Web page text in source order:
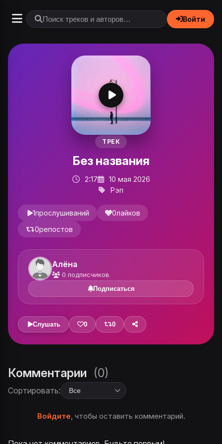
Войти
ТРЕК
Без названия
2:17
10 мая 2026
Рэп
1прослушиваний 0лайков
0репостов
Алёна
0 подписчиков
Подписаться
Слушать 0 0
Комментарии (0)
Сортировать:
Войдите, чтобы оставить комментарий.